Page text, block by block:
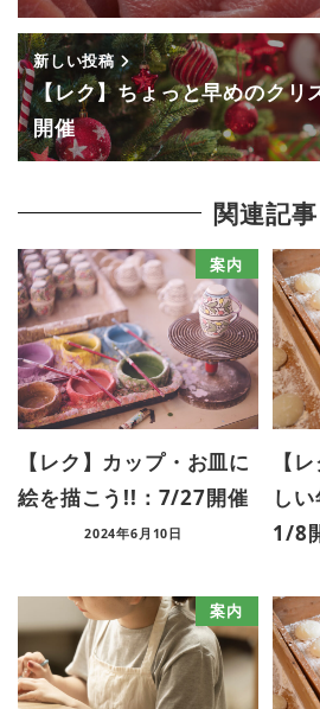
新しい投稿
【レク】ちょっと早めのク
開催
関連記事
案内
【レク】カップ・お皿に
絵を描こう!!：7/27開催
2024年6月10日
【
し
1/8
案内